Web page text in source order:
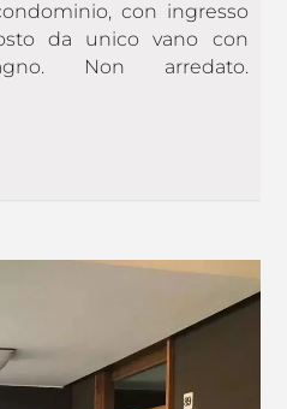
con ingresso
da unico vano con
Non arredato.